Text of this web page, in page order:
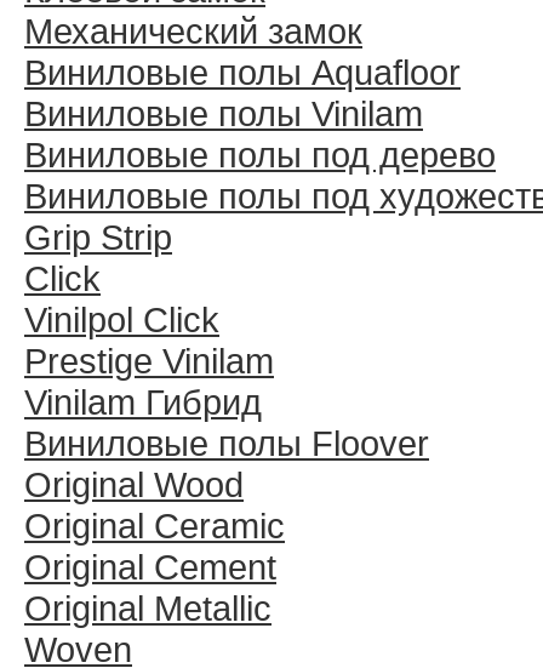
Механический замок
Виниловые полы Aquafloor
Виниловые полы Vinilam
Виниловые полы под дерево
Виниловые полы под
Grip Strip
Click
Vinilpol Click
Prestige Vinilam
Vinilam Гибрид
Виниловые полы Floover
Original Wood
Original Ceramic
Original Cement
Original Metallic
Woven